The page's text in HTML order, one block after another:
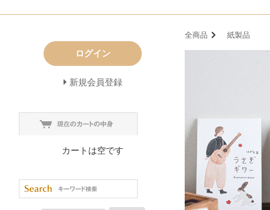
全商品 紙製品
ログイン
新規会員登録
カートは空です